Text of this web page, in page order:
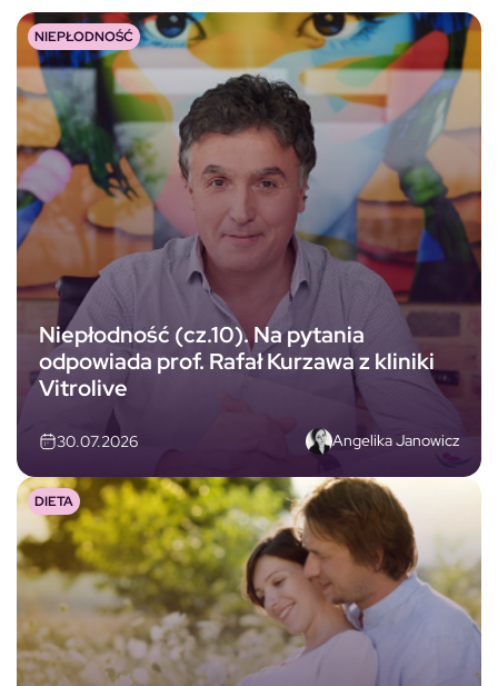
Niepłodność (cz.10). Na pytania
odpowiada prof. Rafał Kurzawa z kliniki
Vitrolive
30.07.2026 Angelika Janowicz
NIEPŁODNOŚĆ
DIETA